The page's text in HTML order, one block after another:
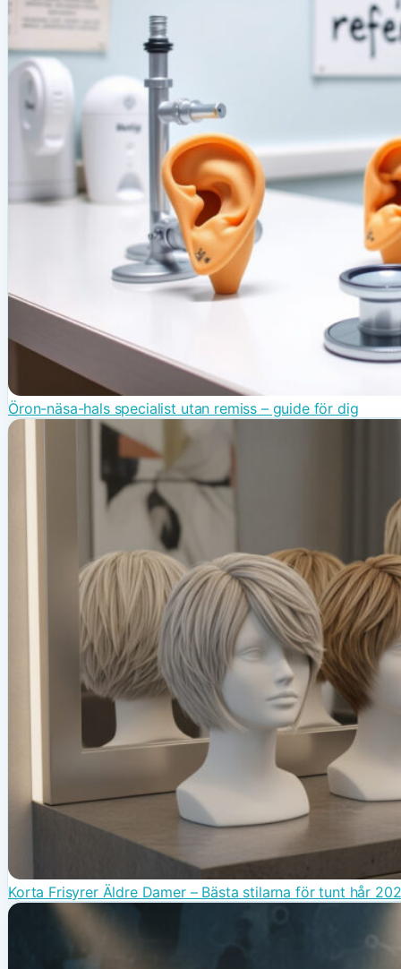
Öron-näsa-hals specialist utan remiss – guide för dig
Korta Frisyrer Äldre Damer – Bästa stilarna för tunt hår